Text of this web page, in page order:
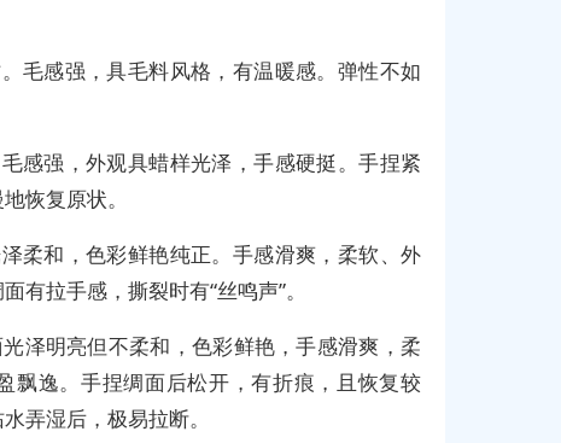
毛感强，具毛料风格，有温暖感。弹性不如
感强，外观具蜡样光泽，手感硬挺。手捏紧
恢复原状。
柔和，色彩鲜艳纯正。手感滑爽，柔软、外
有拉手感，撕裂时有“丝鸣声”。
泽明亮但不柔和，色彩鲜艳，手感滑爽，柔
飘逸。手捏绸面后松开，有折痕，且恢复较
弄湿后，极易拉断。